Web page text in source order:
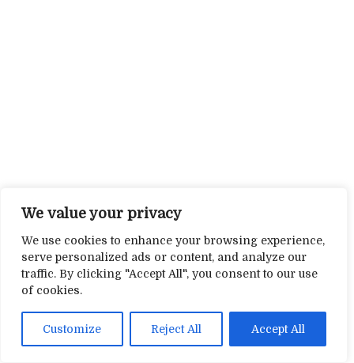
We value your privacy
We use cookies to enhance your browsing experience,
serve personalized ads or content, and analyze our
traffic. By clicking "Accept All", you consent to our use
of cookies.
Customize Reject All Accept All